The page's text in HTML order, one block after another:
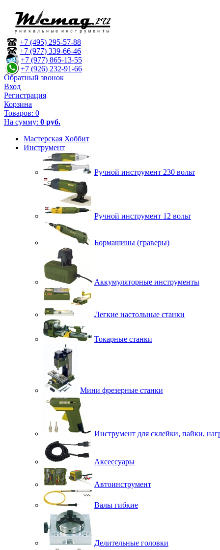
+7 (495) 295-57-88
+7 (977) 339-66-46
+7 (977) 865-13-55
+7 (926) 232-91-66
Обратный звонок
Вход
Регистрация
Корзина
Товаров: 0
На сумму: 0 руб.
Мастерская Хоббит
Инструмент
Ручной инструмент 230 вольт
Ручной инструмент 12 вольт
Бормашины (граверы)
Аккумуляторные инструменты
Легкие настольные станки
Токарные станки
Мини фрезерные станки
Инструмент для склейки, пайки,
Аксессуары
Автоинструмент
Валы гибкие
Делительные головки